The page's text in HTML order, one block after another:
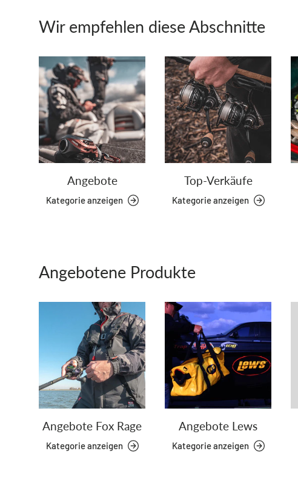
Wir empfehlen diese Abschnitte
Angebote
Kategorie anzeigen
Top-Verkäufe
Kategorie anzeigen
Angebotene Produkte
Angebote Fox Rage
Kategorie anzeigen
Angebote Lews
Kategorie anzeigen